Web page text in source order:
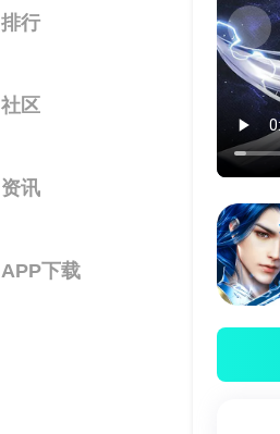
排行
社区
资讯
APP下载